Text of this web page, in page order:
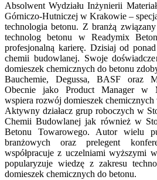
Absolwent Wydziału Inżynierii
Górniczo-Hutniczej w Krakowie –
technologia betonu. Z branżą
technolog betonu w Readymix
profesjonalną karierę. Dzisiaj od
chemii budowlanej. Swoje
domieszek chemicznych do betonu
Bauchemie, Degussa, BASF oraz
Obecnie jako Product Manager w
wspiera rozwój domieszek
Aktywny działacz grup roboczych w
Chemii Budowlanej jak również w
Betonu Towarowego. Autor wielu
branżowych oraz prelegent
współpracuje z uczelniami wyższymi
popularyzuje wiedzę z zakresu
domieszek chemicznych do betonu.